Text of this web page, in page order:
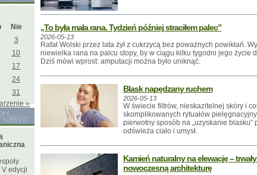
„To była mała rana. Tydzień później straciłem palec”
2026-05-13
Rafał Wolski przez lata żył z cukrzycą bez poważnych powikłań.
niewielka rana na palcu stopy, by w ciągu kilku tygodni jego życie
Dziś mówi wprost: amputacji można było uniknąć.
Blask napędzany ruchem
2026-05-13
W świecie filtrów, nieskazitelnej skóry i
skomplikowanych rytuałów
pierwotny sposób na „uzyskanie blasku”
odświeża ciało i umysł.
Kamień naturalny na elewację –
nowoczesną architekturę
Nie
3
10
17
24
31
»
edycji